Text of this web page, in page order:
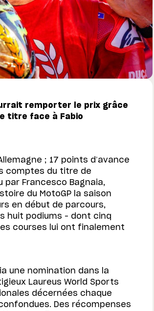
remporter le prix grâce
titre face à Fabio
; 17 points d’avance
comptes du titre de
par Francesco Bagnaia,
du MotoGP la saison
en début de parcours,
huit podiums – dont cinq
courses lui ont finalement
une nomination dans la
Laureus World Sports
décernées chaque
Des récompenses